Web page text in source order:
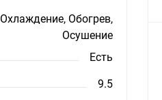
Охлаждение, Обогрев,
Осушение
Есть
9.5